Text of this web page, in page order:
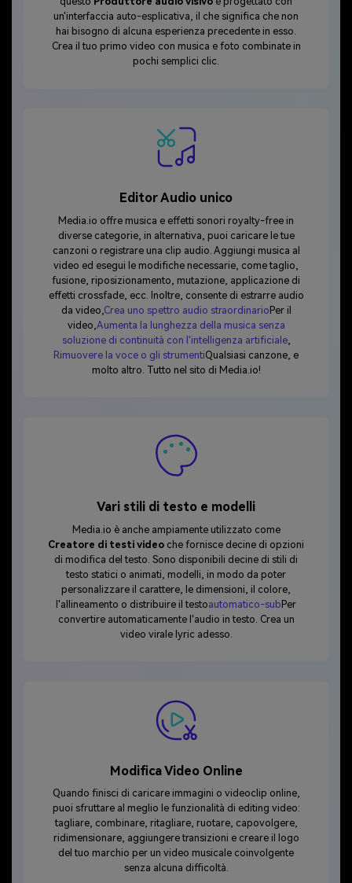
un'interfaccia auto-esplicativa, il che significa che non
hai bisogno di alcuna esperienza precedente in esso.
Crea il tuo primo video con musica e foto combinate in
pochi semplici clic.
Editor Audio unico
Media.io offre musica e effetti sonori royalty-free in
diverse categorie, in alternativa, puoi caricare le tue
canzoni o registrare una clip audio. Aggiungi musica al
video ed esegui le modifiche necessarie, come taglio,
fusione, riposizionamento, mutazione, applicazione di
effetti crossfade, ecc. Inoltre, consente di estrarre audio
da video, Crea uno spettro audio straordinario Per il
video, Aumenta la lunghezza della musica senza
soluzione di continuità con l'intelligenza artificiale,
Rimuovere la voce o gli strumentiQualsiasi canzone, e
molto altro. Tutto nel sito di Media.io!
Vari stili di testo e modelli
Media.io è anche ampiamente utilizzato come
Creatore di testi video che fornisce decine di opzioni
di modifica del testo. Sono disponibili decine di stili di
testo statici o animati, modelli, in modo da poter
personalizzare il carattere, le dimensioni, il colore,
l'allineamento o distribuire il testoautomatico-subPer
convertire automaticamente l'audio in testo. Crea un
video virale lyric adesso.
Modifica Video Online
Quando finisci di caricare immagini o videoclip online,
puoi sfruttare al meglio le funzionalità di editing video:
tagliare, combinare, ritagliare, ruotare, capovolgere,
ridimensionare, aggiungere transizioni e creare il logo
del tuo marchio per un video musicale coinvolgente
senza alcuna difficoltà.